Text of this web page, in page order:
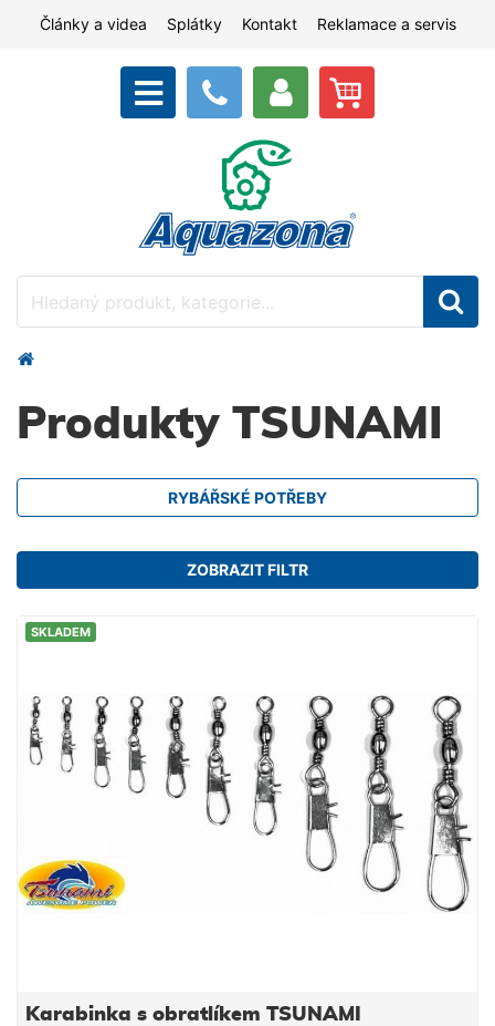
Články a videa Splátky Kontakt Reklamace a servis
Produkty TSUNAMI
RYBÁŘSKÉ POTŘEBY
ZOBRAZIT FILTR
SKLADEM
Karabinka s obratlíkem TSUNAMI